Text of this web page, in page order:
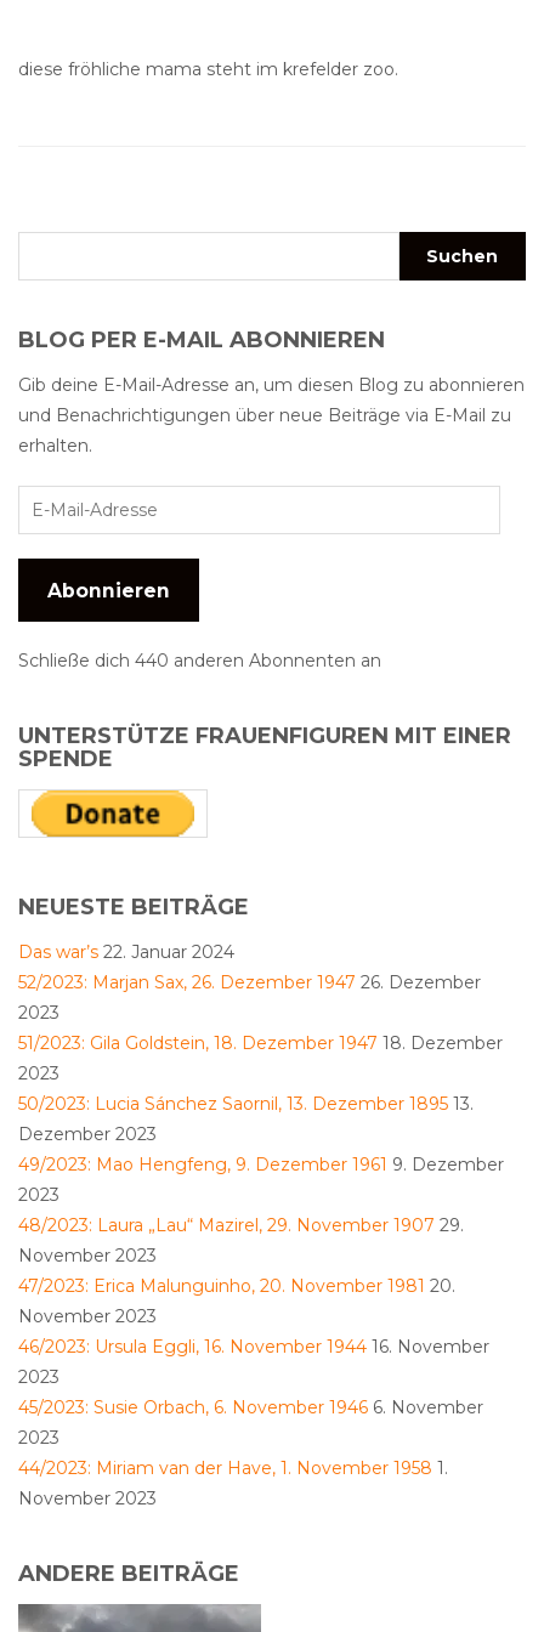
diese fröhliche mama steht im krefelder zoo.
BLOG PER E-MAIL ABONNIEREN
Gib deine E-Mail-Adresse an, um diesen Blog zu abonnieren
und Benachrichtigungen über neue Beiträge via E-Mail zu
erhalten.
Abonnieren
Schließe dich 440 anderen Abonnenten an
UNTERSTÜTZE FRAUENFIGUREN MIT EINER
SPENDE
NEUESTE BEITRÄGE
Das war’s 22. Januar 2024
52/2023: Marjan Sax, 26. Dezember 1947 26. Dezember
2023
51/2023: Gila Goldstein, 18. Dezember 1947 18. Dezember
2023
50/2023: Lucia Sánchez Saornil, 13. Dezember 1895 13.
Dezember 2023
49/2023: Mao Hengfeng, 9. Dezember 1961 9. Dezember
2023
48/2023: Laura „Lau“ Mazirel, 29. November 1907 29.
November 2023
47/2023: Erica Malunguinho, 20. November 1981 20.
November 2023
46/2023: Ursula Eggli, 16. November 1944 16. November
2023
45/2023: Susie Orbach, 6. November 1946 6. November
2023
44/2023: Miriam van der Have, 1. November 1958 1.
November 2023
ANDERE BEITRÄGE